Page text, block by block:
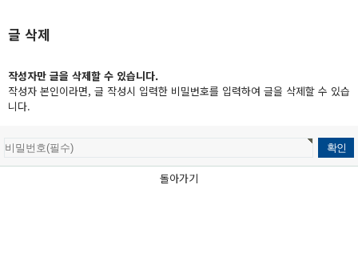
글 삭제
작성자만 글을 삭제할 수 있습니다.
작성자 본인이라면, 글 작성시 입력한 비밀번호를 입력하여 글을 삭제할 수 있습
니다.
돌아가기